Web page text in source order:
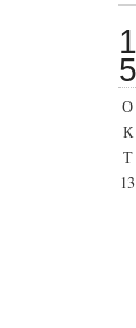
1
5
О
К
Т
13